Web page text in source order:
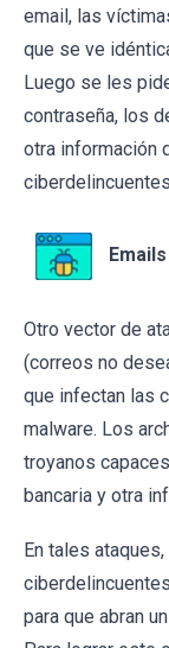
email, las
que se ve
Luego se les
contraseña, los
otra información
Otro vector de
(correos no
que infectan las
malware. Los
troyanos
bancaria y otra
En tales
para que abran